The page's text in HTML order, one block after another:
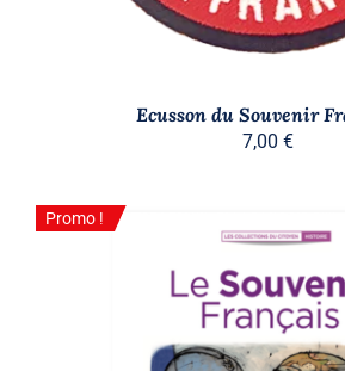
Ecusson du Souvenir
7,00 €
Promo !